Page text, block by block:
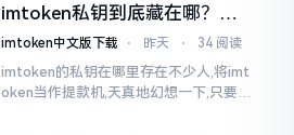
似乎相似
imtoken私钥到底藏在哪？别
慌，找对地方才安心
imtoken中文版下载 ⋅ 昨天 ⋅ 34 阅读
imtoken的私钥在哪里存在不少人,将imt
oken当作提款机,天真地幻想一下,只要把